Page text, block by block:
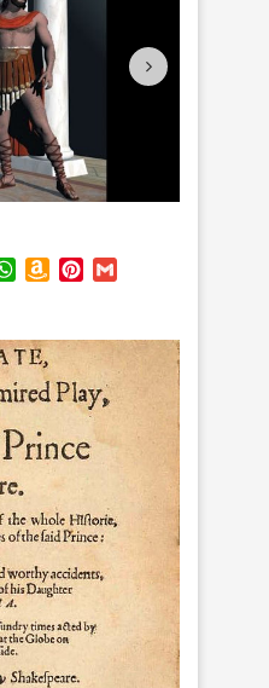
WhatsApp
AmazonPinterest